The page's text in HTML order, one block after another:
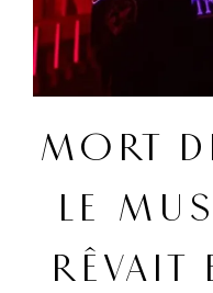
MORT
LE
RÊVAIT